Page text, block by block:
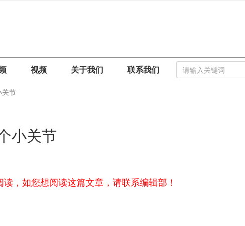
视频 关于我们 联系我们
关节
小关节
，如您想阅读这篇文章，请联系编辑部！